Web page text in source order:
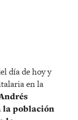
día de hoy y
en la
la población